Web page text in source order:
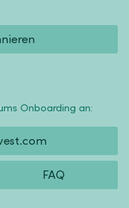
Onboarding an:
FAQ